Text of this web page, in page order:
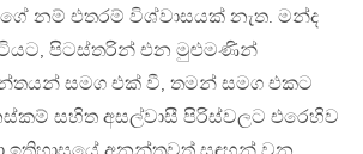
නම් එතරම් විශ්වාසයක් නැත. මන්ද
පිටස්තරින් එන මුළුමණින්
සමග එක් වී, තමන් සමග එකට
සහිත අසල්වාසී පිරිස්වලට එරෙහිව